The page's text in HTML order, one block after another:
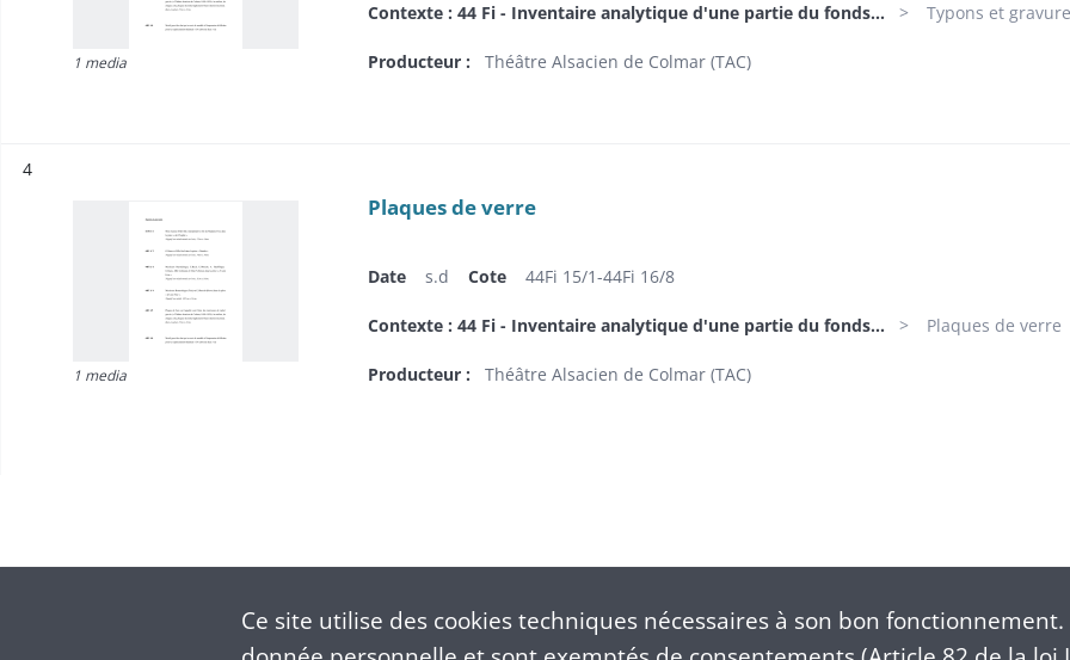
1 media
Contexte : 44 Fi - Inventaire analytique d'une partie du fonds... Typons et
Producteur : Théâtre Alsacien de Colmar (TAC)
4
1 media
Plaques de verre
Date s.d Cote 44Fi 15/1-44Fi 16/8
Contexte : 44 Fi - Inventaire analytique d'une partie du fonds... Plaques de verre
Producteur : Théâtre Alsacien de Colmar (TAC)
Ce site utilise des cookiestechniques nécessaires à son bon